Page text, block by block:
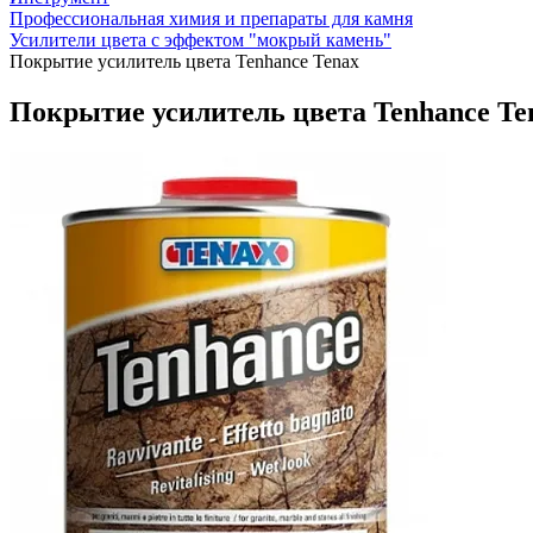
Профессиональная химия и препараты для камня
Усилители цвета с эффектом "мокрый камень"
Покрытие усилитель цвета Tenhance Tenax
Покрытие усилитель цвета Tenhance